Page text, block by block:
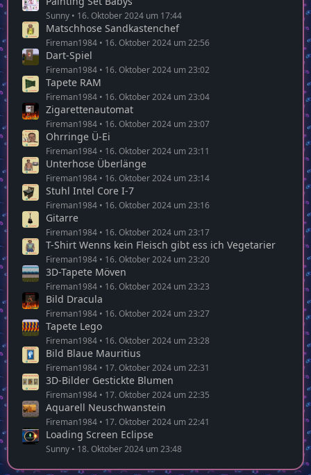
Sunny 16. Oktober 2024 um 17:44
Matschhose Sandkastenchef
Fireman1984 16. Oktober 2024 um 22:56
Dart-Spiel
Fireman1984 16. Oktober 2024 um 23:02
Tapete RAM
Fireman1984 16. Oktober 2024 um 23:04
Zigarettenautomat
Fireman1984 16. Oktober 2024 um 23:07
Ohrringe Ü-Ei
Fireman1984 16. Oktober 2024 um 23:11
Unterhose Überlänge
Fireman1984 16. Oktober 2024 um 23:14
Stuhl Intel Core I-7
Fireman1984 16. Oktober 2024 um 23:16
Gitarre
Fireman1984 16. Oktober 2024 um 23:17
T-Shirt Wenns kein Fleisch gibt ess ich Vegetarier
Fireman1984 16. Oktober 2024 um 23:20
3D-Tapete Möven
Fireman1984 16. Oktober 2024 um 23:23
Bild Dracula
Fireman1984 16. Oktober 2024 um 23:27
Tapete Lego
Fireman1984 16. Oktober 2024 um 23:28
Bild Blaue Mauritius
Fireman1984 17. Oktober 2024 um 22:31
3D-Bilder Gestickte Blumen
Fireman1984 17. Oktober 2024 um 22:35
Aquarell Neuschwanstein
Fireman1984 17. Oktober 2024 um 22:41
Loading Screen Eclipse
Sunny 18. Oktober 2024 um 23:48